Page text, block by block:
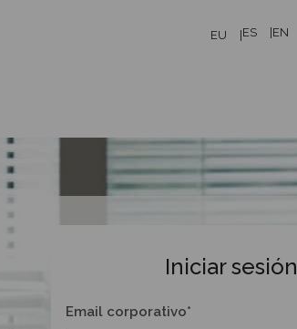
EU ES EN
Iniciar sesión
Email corporativo*